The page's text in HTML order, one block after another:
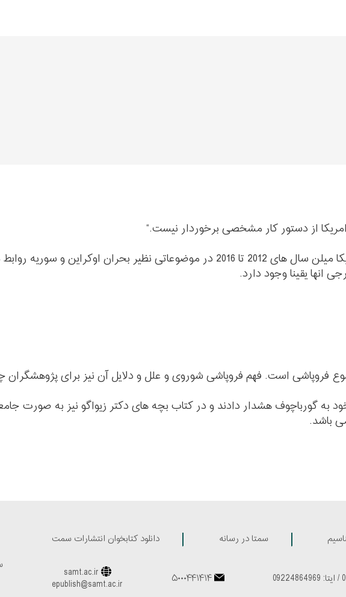
به نظر می رسد اگرچه روسیه و امریکا میلن سال های 2012 تا 2016 در موضوعاتی نظیر
یقینا وجود دارد.
به گورباچوف هشدار دادند و در کتاب بچه های دکتر زیواگو نیز به صورت
باشد.
سمتا در رسانه دانلود کتابخوان انتشارات سمت
/ایتا: 09224864969 ۵۰۰۰۴۴۱۴۱۴ samt.ac.ir
epublish@samt.ac.ir